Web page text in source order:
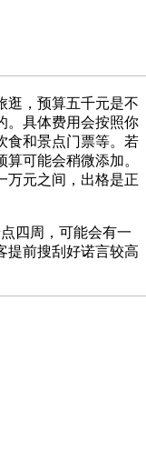
，预算五千元是不
。具体费用会按照你
食和景点门票等。若
可能会稍微添加。
万元之间，出格是正
四周，可能会有一
提前搜刮好诺言较高